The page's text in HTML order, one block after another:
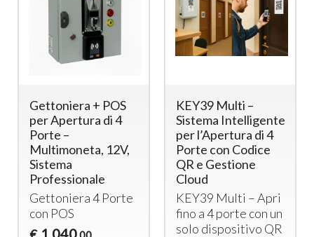
Gettoniera + POS
per Apertura di 4
Porte –
Multimoneta, 12V,
Sistema
Professionale
Gettoniera 4 Porte
con POS
KEY39 Multi –
Sistema Intelligente
per l’Apertura di 4
Porte con Codice
QR e Gestione
Cloud
KEY39 Multi – Apri
fino a 4 porte con un
solo dispositivo QR